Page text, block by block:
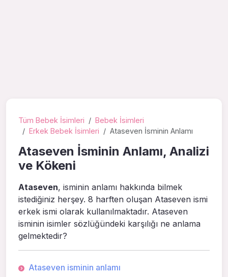
Tüm Bebek İsimleri
Bebek İsimleri
Erkek Bebek İsimleri
Ataseven İsminin Anlamı
Ataseven İsminin Anlamı, Analizi
ve Kökeni
Ataseven, isminin anlamı hakkında bilmek
istediğiniz herşey. 8 harften oluşan Ataseven ismi
erkek ismi olarak kullanılmaktadır. Ataseven
isminin isimler sözlüğündeki karşılığı ne anlama
gelmektedir?
Ataseven isminin anlamı